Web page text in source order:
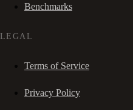
Benchmarks
LEGAL
Terms of Service
Privacy Policy